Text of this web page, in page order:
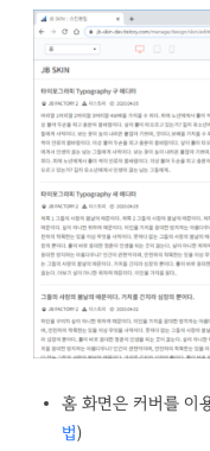
홈 화면은 커버를 이
법)